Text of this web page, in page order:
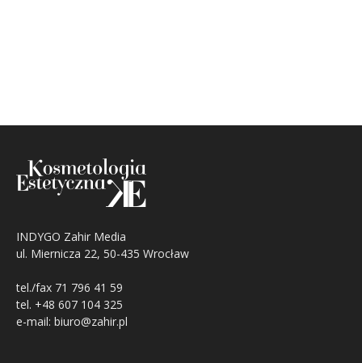
INDYGO Zahir Media
ul. Miernicza 22, 50-435 Wrocław
tel./fax 71 796 41 59
tel. +48 607 104 325
e-mail: biuro@zahir.pl